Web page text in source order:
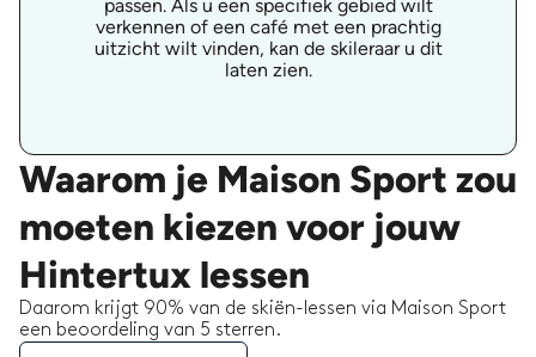
passen. Als u een specifiek gebied wilt
verkennen of een café met een prachtig
uitzicht wilt vinden, kan de skileraar u dit
laten zien.
Waarom je Maison Sport zou
moeten kiezen voor jouw
Hintertux lessen
Daarom krijgt 90% van de skiën-lessen via Maison Sport
een beoordeling van 5 sterren.